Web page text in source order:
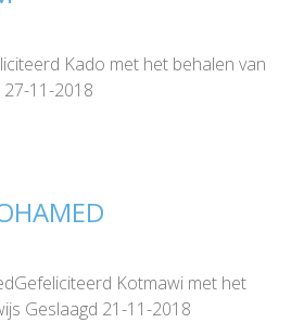
Kado met het behalen van
11-2018
Gefeliciteerd Kotmawi met het
Geslaagd 21-11-2018